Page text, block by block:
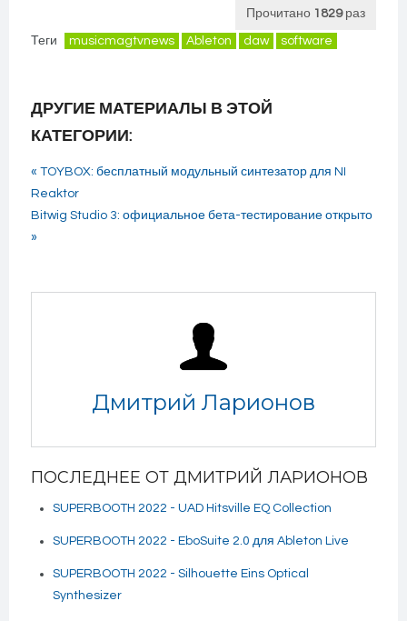
Прочитано 1829раз
Теги musicmagtvnews Ableton daw software
ДРУГИЕ МАТЕРИАЛЫ В ЭТОЙ
КАТЕГОРИИ:
« TOYBOX: бесплатный модульный синтезатор для NI
Reaktor
Bitwig Studio 3: официальное бета-тестирование открыто
»
Дмитрий Ларионов
ПОСЛЕДНЕЕ ОТ ДМИТРИЙ ЛАРИОНОВ
SUPERBOOTH 2022 - UAD Hitsville EQ Collection
SUPERBOOTH 2022 - EboSuite 2.0 для Ableton Live
SUPERBOOTH 2022 - Silhouette Eins Optical
Synthesizer